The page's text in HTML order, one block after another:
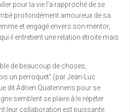
pour la vie l’a rapproché de se
profondément amoureux de sa
et engagé envers son mentor,
il entretient une relation étroite mais
de beaucoup de choses,
un perroquet” (par Jean-Luc
dit Adrien Quatennens pour se
semblent se plaire à le répéter
leur collaboration est puissante.